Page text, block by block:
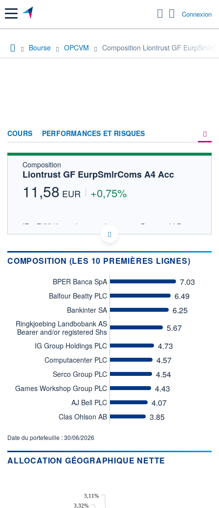
Menu Connexion
Bourse OPCVM Composition Liontrust GF
COURS PERFORMANCES ET RISQUES
Composition
Liontrust GF EurpSmlrComs A4 Acc 
11,58 EUR +0,75%
IE00BYXLK749 - Liontrust Investment Partners LLP
OPCVM DERNIER COURS CONNU AU 04/08/2026
02/12
CATÉGORIE MORNINGSTAR
Actions Europe Petites
FONDS PARTENAIRES
BOURSOVIE LUX
BOURSOVIE
CTO BUSINESS
8K / 31.07.26
RISQUE DU FONDS (SRI)
COMPOSITION (LES 10 PREMIÈRES LIGNES)
BPER Banca SpA 7.03
Balfour Beatty PLC 6.49
Bankinter SA 6.25
Ringkjoebing Landbobank AS
Bearer and/or registered Shs
5.67
IG Group Holdings PLC 4.73
Computacenter PLC 4.57
Serco Group PLC 4.54
Games Workshop Group PLC 4.43
AJ Bell PLC 4.07
Clas Ohlson AB 3.85
Date du portefeuille : 30/06/2026
ALLOCATION GÉOGRAPHIQUE NETTE
3,32%
3,11%